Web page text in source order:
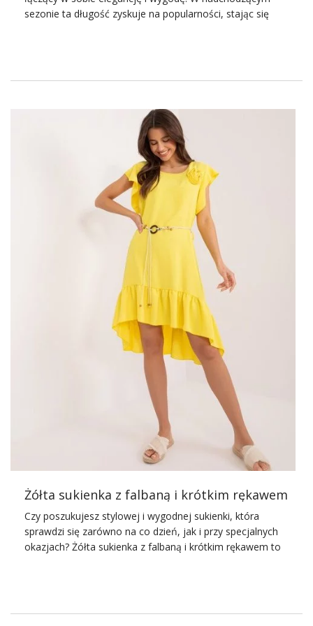
są tak, aby były dyskretne, ale również …
sezonie ta długość zyskuje na popularności, stając się
kolekcji na ten sezon. Jej długość podkreśla kobiecość, a
jednocześnie pozwala na swobodę ruchu, co jest
kluczowe podczas tańców i zabawy do białego rana. W
tym artykule przyjrzymy się, dlaczego sukienka koktajlowa
midi jest idealnym wyborem na wesele oraz jak wybrać
model, który najlepiej podkreśli Twoje atuty!
Odkryj długość midi – najgorętszy
fason sukienek na lato!
Sukienka koktajlowa midi na wesele to najgorętszy
tego lata, który podbił serca miłośniczek mody na całym
świecie. Jej uniwersalna długość, sięgająca za kolano,
sprawia, że jest doskonała na różne typy sylwetek,
podkreślając atuty i subtelnie maskując ewentualne
niedoskonałości. Sukienki midi łączą elegancję z wygodą,
co jest kluczowe podczas długich weselnych przyjęć,
gdzie liczy się zarówno nienaganny wygląd, jak i komfort
Różnorodność fasonów, kolorów i tkanin …
Żółta sukienka z falbaną i krótkim rękawem
Czy poszukujesz stylowej i wygodnej sukienki, która
sprawdzi się zarówno na co dzień, jak i przy specjalnych
okazjach? Żółta sukienka z falbaną i krótkim rękawem to
Zakup idealnej sukienki to nie lada wyzwanie. Warto więc